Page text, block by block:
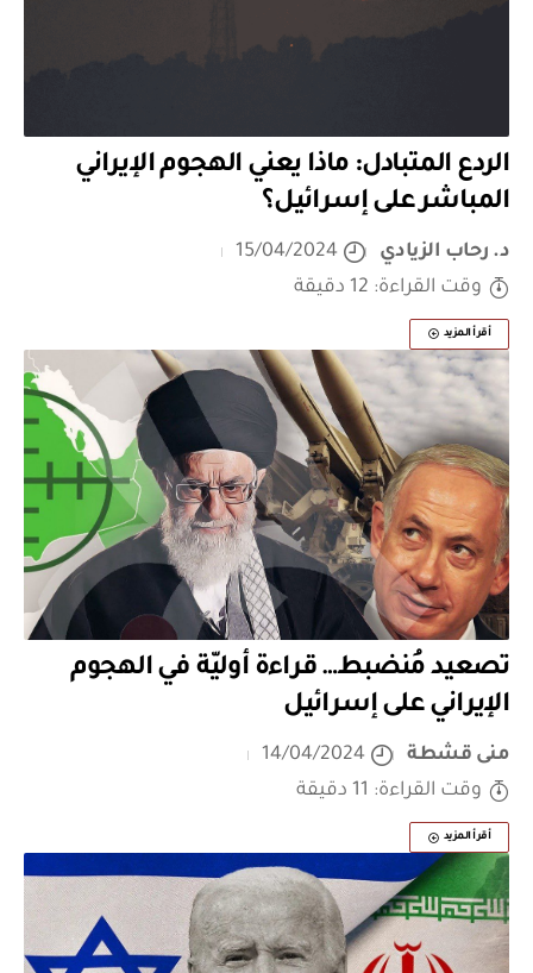
الردع المتبادل: ماذا يعني الهجوم الإيراني
المباشر على إسرائيل؟
د. رحاب الزيادي
15/04/2024
وقت القراءة: 12 دقيقة
أقرأ المزيد
تصعيد مُنضبط… قراءة أوليّة في الهجوم
الإيراني على إسرائيل
منى قشطة
14/04/2024
وقت القراءة: 11 دقيقة
أقرأ المزيد